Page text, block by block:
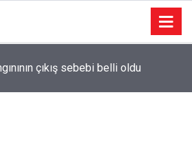
çıkış sebebi belli oldu